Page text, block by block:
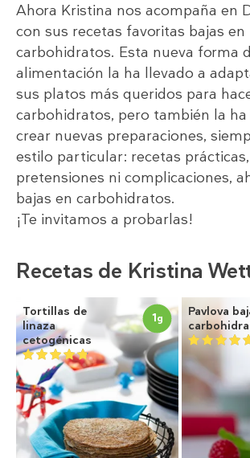
Ahora Kristina nos acompaña en
con sus recetas favoritas bajas en
carbohidratos. Esta nueva forma
alimentación la ha llevado a
sus platos más queridos para
carbohidratos, pero también la ha
crear nuevas preparaciones,
estilo particular: recetas
pretensiones ni complicaciones,
bajas en carbohidratos.
¡Te invitamos a probarlas!
Recetas de Kristina
Tortillas de
linaza
cetogénicas
1g
Pavlova